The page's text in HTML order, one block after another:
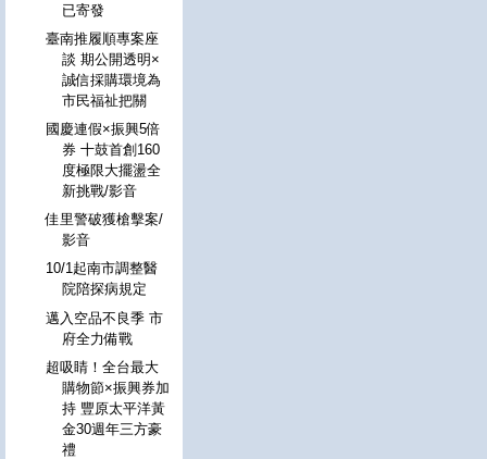
已寄發
臺南推履順專案座
談 期公開透明×
誠信採購環境為
市民福祉把關
國慶連假×振興5倍
券 十鼓首創160
度極限大擺盪全
新挑戰/影音
佳里警破獲槍擊案/
影音
10/1起南市調整醫
院陪探病規定
邁入空品不良季 市
府全力備戰
超吸睛！全台最大
購物節×振興券加
持 豐原太平洋黃
金30週年三方豪
禮